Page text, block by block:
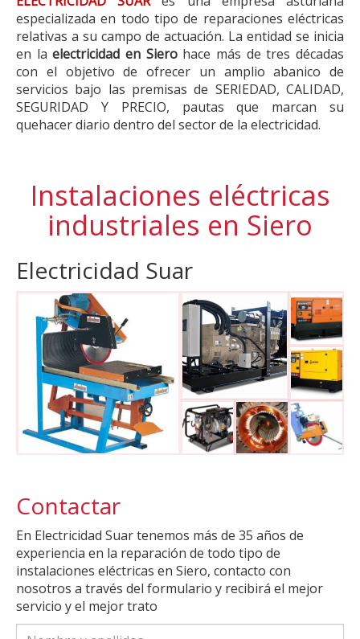
especializada en todo tipo de reparaciones eléctricas
relativas a su campo de actuación. La entidad se inicia
en laelectricidad en Sierohace más de tres décadas
con el objetivo de ofrecer un amplio abanico de
servicios bajo las premisas de SERIEDAD, CALIDAD,
SEGURIDAD Y PRECIO, pautas que marcan su
quehacer diario dentro del sector de la electricidad.
Instalaciones eléctricas
industriales en Siero
Electricidad Suar
Contactar
En Electricidad Suar tenemos más de 35 años de
experiencia en la reparación de todo tipo de
instalaciones eléctricas en Siero, contacto con
nosotros a través del formulario y recibirá el mejor
servicio y el mejor trato